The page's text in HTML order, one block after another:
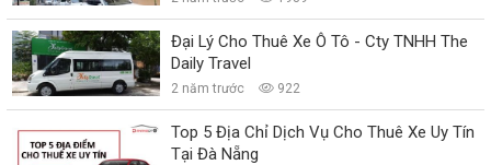
Đại Lý Cho Thuê Xe Ô Tô - Cty TNHH The
Daily Travel
2 năm trước 922
Top 5 Địa Chỉ Dịch Vụ Cho Thuê Xe Uy Tín
Tại Đà Nẵng